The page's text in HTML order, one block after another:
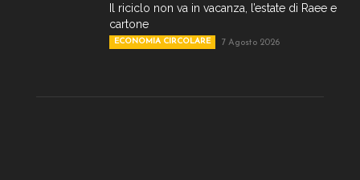
Il riciclo non va in vacanza, l’estate di Raee e
cartone
ECONOMIA CIRCOLARE 7 Agosto 2026